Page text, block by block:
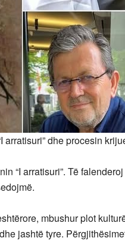
arratisuri” dhe procesin
“I arratisuri”. Të
mbushur plot
jashtë tyre.